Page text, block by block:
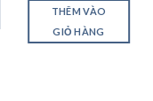
THÊM VÀO
GIỎ HÀNG